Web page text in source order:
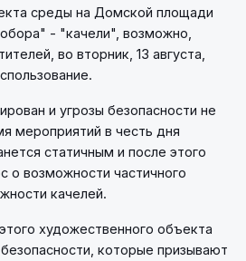
среды на Домской площади
- "качели", возможно,
во вторник, 13 августа,
и угрозы безопасности не
мероприятий в честь дня
статичным и после этого
о возможности частичного
качелей.
художественного объекта
которые призывают